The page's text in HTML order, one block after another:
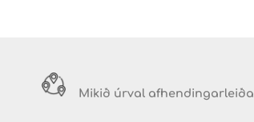
Mikið úrval afhendingarleiða